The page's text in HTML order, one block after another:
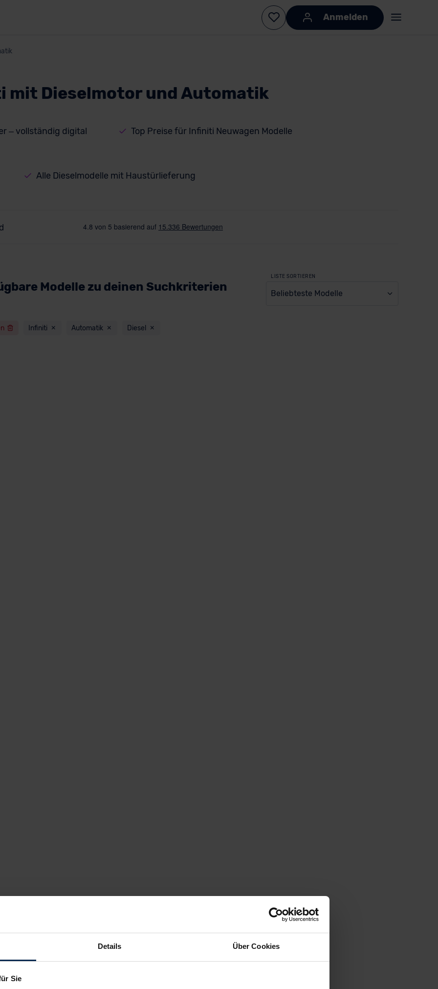
Details Über Cookies
Sie
Anmelden
mit Dieselmotor und Automatik
– vollständig digital Top Preise für Infiniti Neuwagen Modelle
Alle Dieselmodelle mit Haustürlieferung
Modelle zu deinen Suchkriterien
LISTE SORTIEREN
Beliebteste Modelle
Infiniti Automatik Diesel